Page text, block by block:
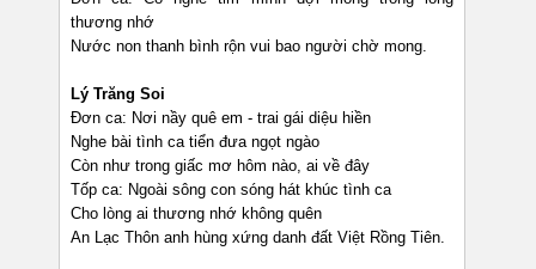
thương nhớ
Nước non thanh bình rộn vui bao người chờ mong.
Lý Trăng Soi
Đơn ca: Nơi nầy quê em - trai gái diệu hiền
Nghe bài tình ca tiển đưa ngọt ngào
Còn như trong giấc mơ hôm nào, ai về đây
Tốp ca: Ngoài sông con sóng hát khúc tình ca
Cho lòng ai thương nhớ không quên
An Lạc Thôn anh hùng xứng danh đất Việt Rồng Tiên.